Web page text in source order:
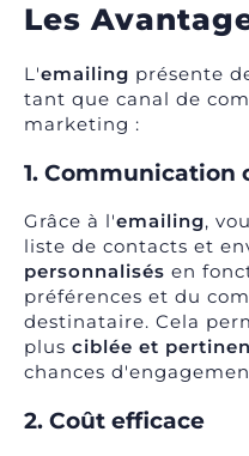
Les
L'emailing présente
tant que canal de
marketing :
1. Communication
Grâce à l'emailing,
liste de contacts et
personnalisés en
préférences et du
destinataire. Cela
plus ciblée et
chances
2. Coût efficace